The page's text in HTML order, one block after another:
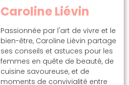
Caroline Liévin
Passionnée par l'art de vivre et le
bien-être, Caroline Liévin partage
ses conseils et astuces pour les
femmes en quête de beauté, de
cuisine savoureuse, et de
moments de convivialité entre